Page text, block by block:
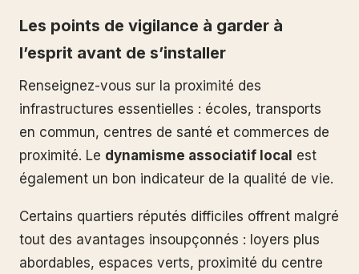
Les points de vigilance à garder à
l’esprit avant de s’installer
Renseignez-vous sur la proximité des
infrastructures essentielles : écoles, transports
en commun, centres de santé et commerces de
proximité. Le dynamisme associatif local est
également un bon indicateur de la qualité de vie.
Certains quartiers réputés difficiles offrent malgré
tout des avantages insoupçonnés : loyers plus
abordables, espaces verts, proximité du centre